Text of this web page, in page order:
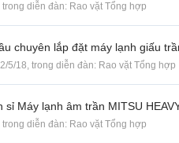
trong diễn đàn: Rao vặt Tổng hợp
chuyên lắp đặt máy lạnh giấu
5/18, trong diễn đàn: Rao vặt Tổng hợp
sỉ Máy lạnh âm trần MITSU
trong diễn đàn: Rao vặt Tổng hợp